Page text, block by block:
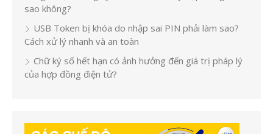
sao không?
USB Token bị khóa do nhập sai PIN phải làm sao?
Cách xử lý nhanh và an toàn
Chữ ký số hết hạn có ảnh hưởng đến giá trị pháp lý
của hợp đồng điện tử?